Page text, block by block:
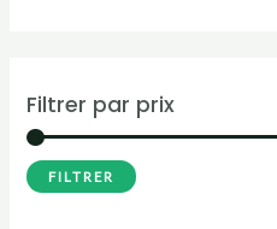
Filtrer par prix
FILTRER